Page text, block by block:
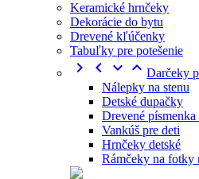
Keramické hrnčeky
Dekorácie do bytu
Drevené kľúčenky
Tabuľky pre potešenie
    Darčeky
Nálepky na stenu
Detské dupačky
Drevené písmenka
Vankúš pre deti
Hrnčeky detské
Rámčeky na fotky